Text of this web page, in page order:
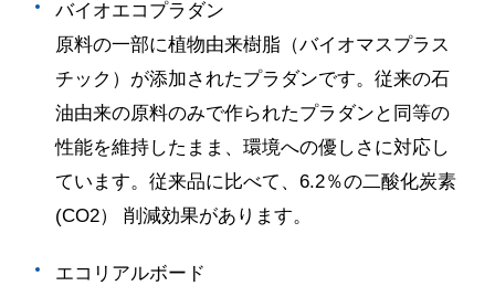
バイオエコプラダン
原料の一部に植物由来樹脂（バイオマスプラス
チック）が添加されたプラダンです。従来の石
油由来の原料のみで作られたプラダンと同等の
性能を維持したまま、環境への優しさに対応し
ています。従来品に比べて、 6.2％の二酸化炭素
(CO2） 削減効果があります。
エコリアルボード